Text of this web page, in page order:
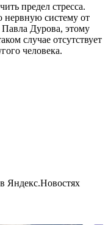
предел стресса.
нервную систему от
Дурова, этому
случае отсутствует
человека.
Яндекс.Новостях